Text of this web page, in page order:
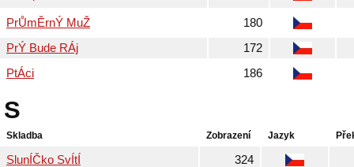
PrŮmĚrnÝ MuŽ
180
PrÝ Bude RÁj
172
PtÁci
186
S
Skladba Zobrazení Jazyk
SlunÍČko SvÍtÍ 324